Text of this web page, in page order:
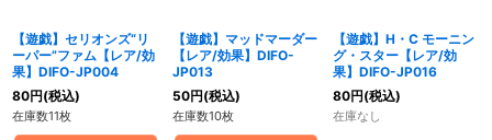
【遊戯】セリオンズ“リ
ーパー”ファム【レア/効
果】DIFO-JP004
80円(税込)
在庫数11枚
【遊戯】マッドマーダー
【レア/効果】DIFO-
JP013
50円(税込)
在庫数10枚
【遊戯】H・C モーニン
グ・スター【レア/効
果】DIFO-JP016
80円(税込)
在庫なし